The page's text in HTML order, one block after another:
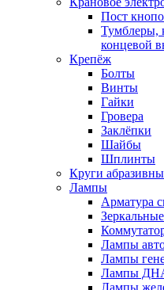
Пост
Тумблеры,
концевой
Крепёж
Болты
Винты
Гайки
Гровера
Заклёпки
Шайбы
Шплинты
Круги
Лампы
Арматура
Лампы
Лампы
Лампы
Лампы